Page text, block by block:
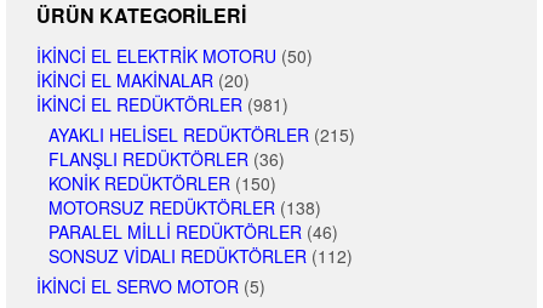
ÜRÜN KATEGORILERI
İKINCI EL ELEKTRIK MOTORU (50)
İKINCI EL MAKINALAR (20)
İKINCI EL REDÜKTÖRLER (981)
AYAKLI HELISEL REDÜKTÖRLER (215)
FLANŞLI REDÜKTÖRLER (36)
KONIK REDÜKTÖRLER (150)
MOTORSUZ REDÜKTÖRLER (138)
PARALEL MILLI REDÜKTÖRLER (46)
SONSUZ VIDALI REDÜKTÖRLER (112)
İKINCI EL SERVO MOTOR (5)